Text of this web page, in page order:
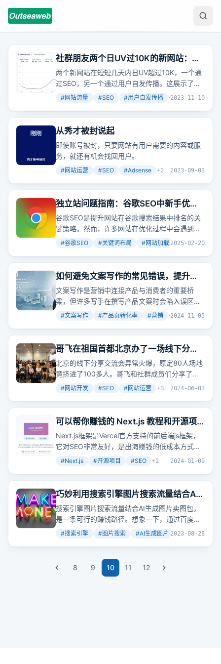
社群朋友两个日UV过10K的新网站：一
个靠SEO，一个靠自发传播
两个新网站在短短几天内日UV超过10K，一个通
过SEO，另一个通过用户自发传播。这展示了获
取流量的多样化途径，并非只有SEO一条路。
#网站流量 #SEO #用户自发传播 +2
2023-11-10
从秀才被封说起
即使账号被封，只要网站有用户需要的内容或服
务，就还有机会找回用户。
#网站运营 #SEO #Adsense +2 2023-09-03
独立站问题指南：谷歌SEO中新手优化
常见的10大问题及解决方案
谷歌SEO是提升网站在谷歌搜索结果中排名的关
键策略。然而，许多网站在优化过程中会遇到各
种问题，导致排名不理想甚至被惩罚。本文将详
的解决方案，帮助你避免陷阱，提升网站表现。
#谷歌SEO #关键词布局 #网站加载速度 +7
2025-02-20
如何避免文案写作的常见错误，提升产
品页转化率！！
文案写作是营销中连接产品与消费者的重要桥
梁，但许多写手在撰写产品文案时会陷入误区，
削弱文案吸引力，影响产品转化率。文章探讨了
#文案写作 #产品页转化率 #营销 +2
2024-11-05
哥飞在祖国首都北京办了一场线下分享
交流会
北京的线下分享交流会异常火爆，原定80人场地
竟挤进了100多人。哥飞和社群成员们分享了如
何从零开始AI出海，实现网站流量和收入的双增
#网站开发 #SEO #网站运营 +3 2024-06-03
可以帮你赚钱的 Next.js 教程和开源项
目推荐
Next.js框架是Vercel官方支持的前后端js框架，
它对SEO非常友好，是出海赚钱的低成本方式之
一。
#Next.js #开源项目 #SEO +2 2024-01-09
巧妙利用搜索引擎图片搜索流量结合AI
生成图片卖图包赚钱
搜索引擎图片搜索流量结合AI生成图片卖图包，
是一条可行的赚钱路径。想象一下，通过百度图
片搜索找到图片，然后通过众图网等平台售卖，
#搜索引擎 #图片搜索 #AI生成图片 +2
2023-08-28
8 9 10 11 12